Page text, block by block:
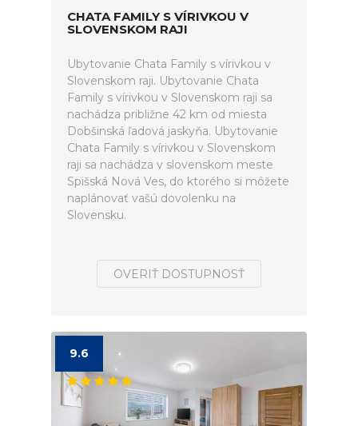
CHATA FAMILY S VÍRIVKOU V
SLOVENSKOM RAJI
Ubytovanie Chata Family s vírivkou v
Slovenskom raji. Ubytovanie Chata
Family s vírivkou v Slovenskom raji sa
nachádza približne 42 km od miesta
Dobšinská ľadová jaskyňa. Ubytovanie
Chata Family s vírivkou v Slovenskom
raji sa nachádza v slovenskom meste
Spišská Nová Ves, do ktorého si môžete
naplánovať vašú dovolenku na
Slovensku.
OVERIŤ DOSTUPNOSŤ
9.6